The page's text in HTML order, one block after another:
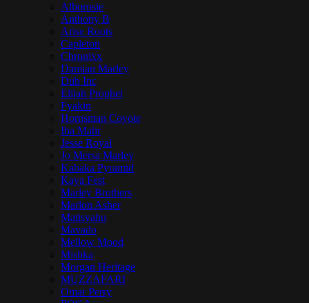
Alborosie
Anthony B
Arise Roots
Capleton
Chronixx
Damian Marley
Dub Inc
Elijah Prophet
Fyakin
Hornsman Coyote
Iba Mahr
Jesse Royal
Jo Mersa Marley
Kabaka Pyramid
Kaya Fest
Marley Brothers
Marlon Asher
Matisyahu
Mavado
Mellow Mood
Mishka
Morgan Heritage
MUZZAFARI
Omar Perry